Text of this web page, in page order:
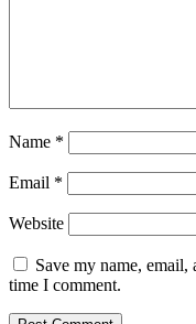
Name *
Email *
Website
Save my name,
time I comment.